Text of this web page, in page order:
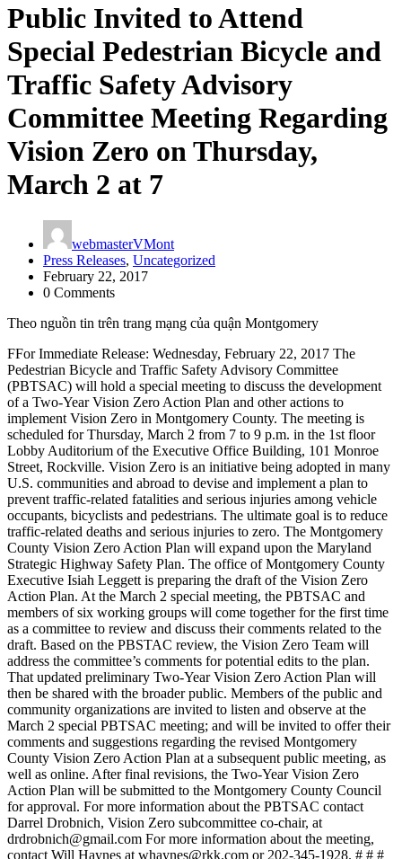
Public Invited to Attend
Special Pedestrian Bicycle and
Traffic Safety Advisory
Committee Meeting Regarding
Vision Zero on Thursday,
March 2 at 7
webmasterVMont
Press Releases, Uncategorized
February 22, 2017
0 Comments
Theo nguồn tin trên trang mạng của quận Montgomery
FFor Immediate Release: Wednesday, February 22, 2017 The
Pedestrian Bicycle and Traffic Safety Advisory Committee
(PBTSAC) will hold a special meeting to discuss the development
of a Two-Year Vision Zero Action Plan and other actions to
implement Vision Zero in Montgomery County. The meeting is
scheduled for Thursday, March 2 from 7 to 9 p.m. in the 1st floor
Lobby Auditorium of the Executive Office Building, 101 Monroe
Street, Rockville. Vision Zero is an initiative being adopted in many
U.S. communities and abroad to devise and implement a plan to
prevent traffic-related fatalities and serious injuries among vehicle
occupants, bicyclists and pedestrians. The ultimate goal is to reduce
traffic-related deaths and serious injuries to zero. The Montgomery
County Vision Zero Action Plan will expand upon the Maryland
Strategic Highway Safety Plan. The office of Montgomery County
Executive Isiah Leggett is preparing the draft of the Vision Zero
Action Plan. At the March 2 special meeting, the PBTSAC and
members of six working groups will come together for the first time
as a committee to review and discuss their comments related to the
draft. Based on the PBSTAC review, the Vision Zero Team will
address the committee’s comments for potential edits to the plan.
That updated preliminary Two-Year Vision Zero Action Plan will
then be shared with the broader public. Members of the public and
community organizations are invited to listen and observe at the
March 2 special PBTSAC meeting; and will be invited to offer their
comments and suggestions regarding the revised Montgomery
County Vision Zero Action Plan at a subsequent public meeting, as
well as online. After final revisions, the Two-Year Vision Zero
Action Plan will be submitted to the Montgomery County Council
for approval. For more information about the PBTSAC contact
Darrel Drobnich, Vision Zero subcommittee co-chair, at
drdrobnich@gmail.com For more information about the meeting,
contact Will Haynes at whaynes@rkk.com or 202-345-1928. # # #